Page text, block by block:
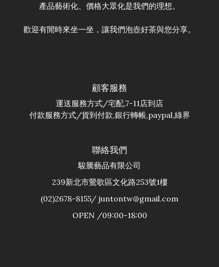
產品藝術化、價格大眾化是我們的理想。
歡迎有閒時來坐一坐，讓我們泡壺好茶與您分享。
顧客服務
運送服務方式/宅配,7-11店到店
付款服務方式/貨到付款,銀行轉帳,paypal,綠界
聯絡我們
駿騰藝品有限公司
239新北市鶯歌區文化路253號1樓
(02)2678-8155/ juntontw@gmail.com
OPEN /09:00-18:00